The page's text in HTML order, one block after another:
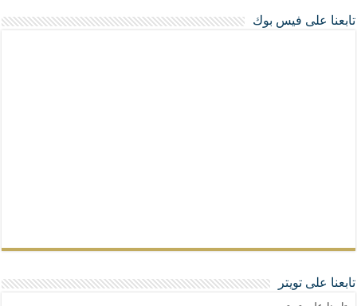
تابعنا على فيس بوك
تابعنا على تويتر